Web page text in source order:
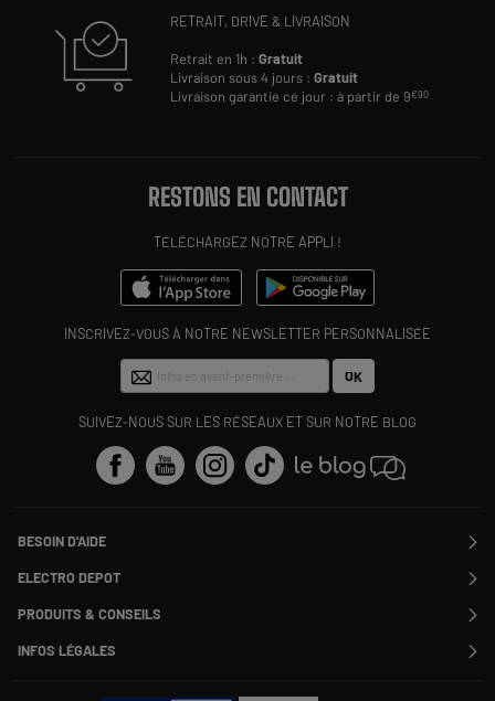
RETRAIT, DRIVE & LIVRAISON
Retrait en 1h :Gratuit
Livraison sous 4 jours :Gratuit
Livraison garantie ce jour : à partir de 9€90
RESTONS EN CONTACT
TÉLÉCHARGEZ NOTRE APPLI !
INSCRIVEZ-VOUS À NOTRE NEWSLETTER PERSONNALISÉE
OK
SUIVEZ-NOUS SUR LES RÉSEAUX ET SUR NOTRE BLOG
BESOIN D'AIDE
Suivre ma commande
Modifier ou annuler ma commande
SAV
Payer en plusieurs fois
ELECTRO DEPOT
Rejoignez-nous !
PRODUITS & CONSEILS
Nos marques
Les avis du site
INFOS LÉGALES